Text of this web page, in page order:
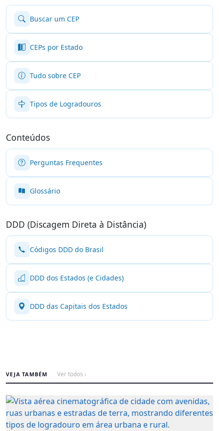
Buscar um CEP
CEPs por Estado
Tudo sobre CEP
Tipos de Logradouros
Conteúdos
Perguntas Frequentes
Glossário
DDD (Discagem Direta à Distância)
Códigos DDD do Brasil
DDD dos Estados (e Cidades)
DDD das Capitais dos Estados
VEJA TAMBÉM Ver todos ›